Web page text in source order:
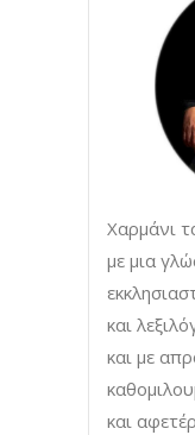
Χαρμάνι
με μια
και
και με
και